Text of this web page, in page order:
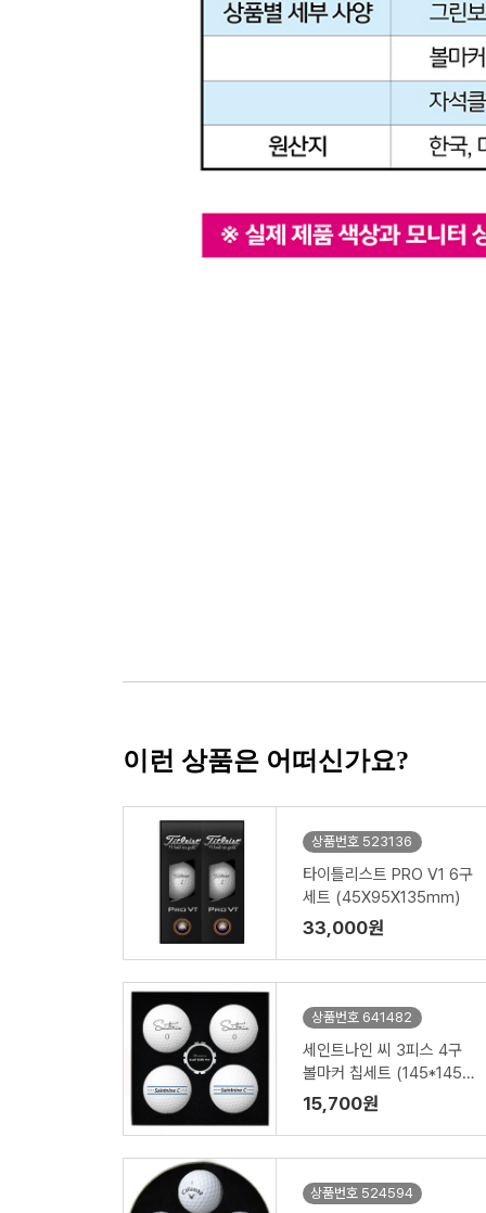
이런 상품은 어떠신가요?
상품번호 523136
타이틀리스트 PRO V1 6구
세트 (45X95X135mm)
33,000원
상품번호 641482
세인트나인 씨 3피스 4구
볼마커 칩세트 (145*145*
45mm)
15,700원
상품번호 524594